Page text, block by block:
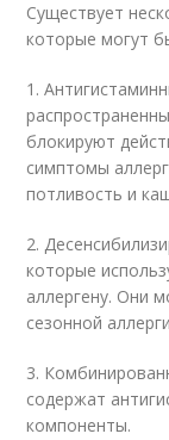
Существует
которые могут
1.
блокируют
симптомы
потливость и
2.
которые
аллергену. Они
сезонной
3.
содержат
компоненты.